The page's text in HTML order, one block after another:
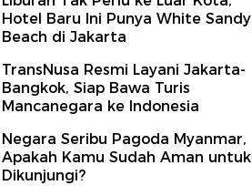
Hotel Baru Ini Punya White Sandy
Beach di Jakarta
TransNusa Resmi Layani Jakarta-
Bangkok, Siap Bawa Turis
Mancanegara ke Indonesia
Negara Seribu Pagoda Myanmar,
Apakah Kamu Sudah Aman untuk
Dikunjungi?